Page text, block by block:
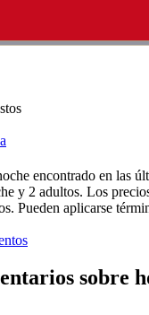
encontrado en las
y 2 adultos. Los
Pueden aplicarse
sobre